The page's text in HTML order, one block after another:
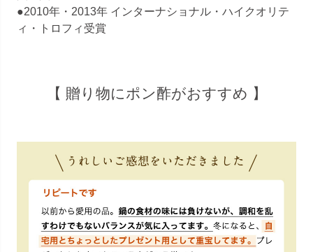
●2010年・2013年 インターナショナル・ハイクオリテ
ィ・トロフィ受賞
【 贈り物にポン酢がおすすめ 】